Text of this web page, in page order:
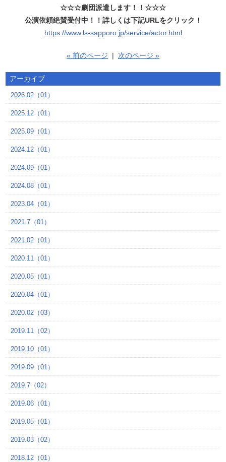
☆☆☆劇団派遣します！！☆☆☆
公演依頼絶賛受付中！！ 詳しくは下記URLをクリック！
https://www.ls-sapporo.jp/service/actor.html
« 前のページ | 次のページ »
アーカイブ
2026.02（01）
2025.12（01）
2025.09（01）
2024.12（01）
2024.09（01）
2024.08（01）
2023.04（01）
2021.7（01）
2021.02（01）
2020.11（01）
2020.05（01）
2020.04（01）
2020.02（03）
2019.11（02）
2019.10（01）
2019.09（01）
2019.7（02）
2019.06（01）
2019.05（01）
2019.03（02）
2018.12（01）